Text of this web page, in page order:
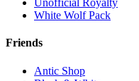
Unofficial Royalty
White Wolf Pack
Friends
Antic Shop